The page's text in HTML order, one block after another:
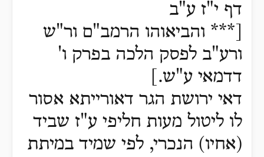
דף י"ז ע"ב
[*** והביאוהו הרמב"ם ור"ש
ורע"ב לפסק הלכה בפרק ו'
דדמאי ע"ש.]
דאי ירושת הגר דאורייתא אסור
לו ליטול מעות חליפי ע"ז שביד
(אחיו) הנכרי, לפי שמיד במיתת